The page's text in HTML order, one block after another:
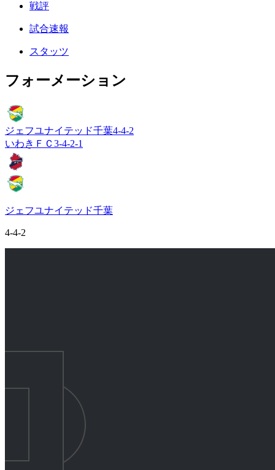
戦評
試合速報
スタッツ
フォーメーション
ジェフユナイテッド千葉4-4-2
いわきＦＣ 3-4-2-1
ジェフユナイテッド千葉
4-4-2